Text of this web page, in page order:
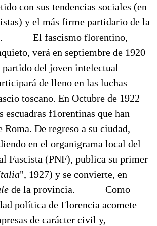
con sus tendencias sociales (en
y el más firme partidario de la
El fascismo florentino,
verá en septiembre de 1920
partido del joven intelectual
de lleno en las luchas
toscano. En Octubre de 1922
escuadras f1orentinas que han
Roma. De regreso a su ciudad,
en el organigrama local del
Fascista (PNF), publica su primer
", 1927) y se convierte, en
de la provincia.
Como
política de Florencia acomete
de carácter civil y,